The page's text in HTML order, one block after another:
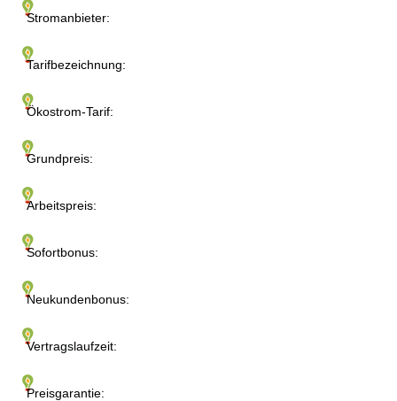
Stromanbieter:
Tarifbezeichnung:
Ökostrom-Tarif:
Grundpreis:
Arbeitspreis:
Sofortbonus:
Neukundenbonus:
Vertragslaufzeit:
Preisgarantie: